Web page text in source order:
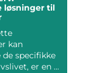
løsninger til
kan
specifikke
er en ...